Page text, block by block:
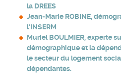
la DREES
Jean-Marie ROBINE,
l’INSERM
Muriel BOULMIER, experte
démographique et la
le secteur du logement
dépendantes.